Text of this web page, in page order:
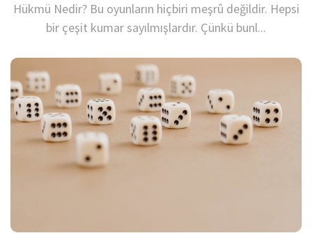
Hükmü Nedir? Bu oyunların hiçbiri meşrû değildir. Hepsi
bir çeşit kumar sayılmışlardır. Çünkü bunl...